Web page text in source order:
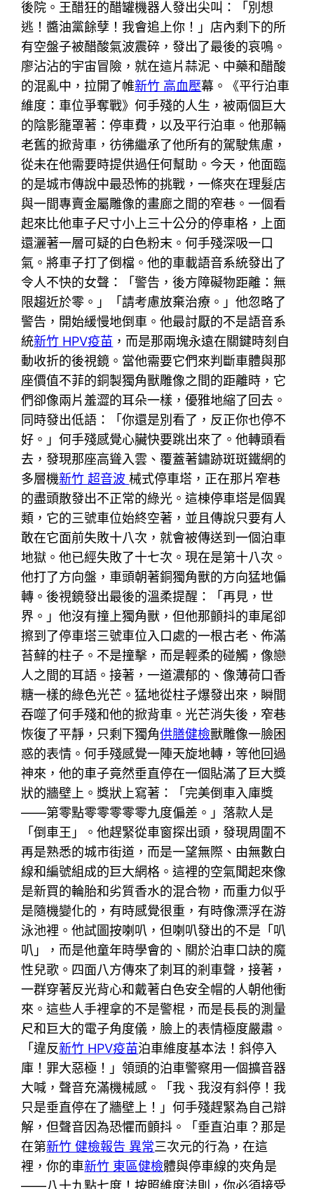
後院。王醋狂的醋罐機器人發出尖叫：「別想
逃！醬油黨餘孽！我會追上你！」店內剩下的所
有空盤子被醋酸氣波震碎，發出了最後的哀鳴。
廖沾沾的宇宙冒險，就在這片蒜泥、中藥和醋酸
的混亂中，拉開了帷新竹 高血壓幕。《平行泊車
維度：車位爭奪戰》何手殘的人生，被兩個巨大
的陰影籠罩著：停車費，以及平行泊車。他那輛
老舊的掀背車，彷彿繼承了他所有的駕駛焦慮，
從未在他需要時提供過任何幫助。今天，他面臨
的是城市傳說中最恐怖的挑戰，一條夾在理髮店
與一間專賣金屬雕像的畫廊之間的窄巷。一個看
起來比他車子尺寸小上三十公分的停車格，上面
還灑著一層可疑的白色粉末。何手殘深吸一口
氣。將車子打了倒檔。他的車載語音系統發出了
令人不快的女聲：「警告，後方障礙物距離：無
限趨近於零。」「請考慮放棄治療。」他忽略了
警告，開始緩慢地倒車。他最討厭的不是語音系
統新竹 HPV疫苗 ，而是那兩塊永遠在關鍵時刻自
動收折的後視鏡。當他需要它們來判斷車體與那
座價值不菲的銅製獨角獸雕像之間的距離時，它
們卻像兩片羞澀的耳朵一樣，優雅地縮了回去。
同時發出低語：「你還是別看了，反正你也停不
好。」何手殘感覺心臟快要跳出來了。他轉頭看
去，發現那座高聳入雲、覆蓋著鏽跡斑斑鐵網的
多層機新竹 超音波械式停車塔，正在那片窄巷
的盡頭散發出不正常的綠光。這棟停車塔是個異
類，它的三號車位始終空著，並且傳說只要有人
敢在它面前失敗十八次，就會被傳送到一個泊車
地獄。他已經失敗了十七次。現在是第十八次。
他打了方向盤，車頭朝著銅獨角獸的方向猛地偏
轉。後視鏡發出最後的溫柔提醒：「再見，世
界。」他沒有撞上獨角獸，但他那顫抖的車尾卻
擦到了停車塔三號車位入口處的一根古老、佈滿
苔蘚的柱子。不是撞擊，而是輕柔的碰觸，像戀
人之間的耳語。接著，一道濃郁的、像薄荷口香
糖一樣的綠色光芒。猛地從柱子爆發出來，瞬間
吞噬了何手殘和他的掀背車。光芒消失後，窄巷
恢復了平靜，只剩下獨角供膳健檢獸雕像一臉困
惑的表情。何手殘感覺一陣天旋地轉，等他回過
神來，他的車子竟然垂直停在一個貼滿了巨大獎
狀的牆壁上。獎狀上寫著：「完美倒車入庫獎
——第零點零零零零零九度偏差。」落款人是
「倒車王」。他趕緊從車窗探出頭，發現周圍不
再是熟悉的城市街道，而是一望無際、由無數白
線和編號組成的巨大網格。這裡的空氣聞起來像
是新買的輪胎和劣質香水的混合物，而重力似乎
是隨機變化的，有時感覺很重，有時像漂浮在游
泳池裡。他試圖按喇叭，但喇叭發出的不是「叭
叭」，而是他童年時學會的、關於泊車口訣的魔
性兒歌。四面八方傳來了刺耳的剎車聲，接著，
一群穿著反光背心和戴著白色安全帽的人朝他衝
來。這些人手裡拿的不是警棍，而是長長的測量
尺和巨大的電子角度儀，臉上的表情極度嚴肅。
「違反新竹 HPV疫苗泊車維度基本法！斜停入
庫！罪大惡極！」領頭的泊車警察用一個擴音器
大喊，聲音充滿機械感。「我、我沒有斜停！我
只是垂直停在了牆壁上！」何手殘趕緊為自己辯
解，但聲音因為恐懼而顫抖。「垂直泊車？那是
在第新竹 健檢報告 異常三次元的行為，在這
裡，你的車新竹 東區健檢體與停車線的夾角是
——八十九點七度！按照維度法則，你必須接受